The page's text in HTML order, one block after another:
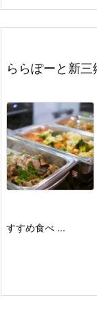
ららぽーと新
すすめ食べ ...